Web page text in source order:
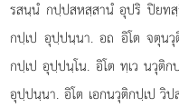
รสนฺนํ กปฺปสหสฺสานํ อุปริ ปิยท
กปฺเป อุปฺปนฺนา. อถ อิโต จตุนวุ
กปฺเป อุปฺปนฺโน. อิโต ทฺเว นวุติก
อุปฺปนฺนา. อิโต เอกนวุติกปฺเป วิ